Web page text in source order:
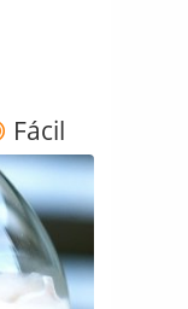
Fácil